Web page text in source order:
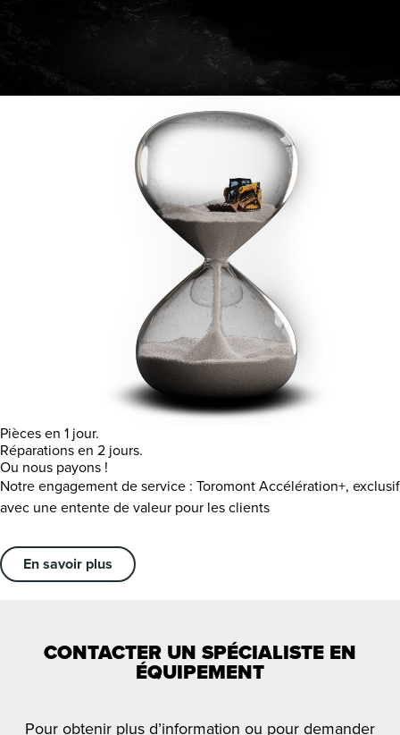
Pièces en 1 jour.
Réparations en 2 jours.
Ou nous payons !
Notre engagement de service : Toromont Accélération+, exclusif
avec une entente de valeur pour les clients
En savoir plus
CONTACTER UN SPÉCIALISTE EN
ÉQUIPEMENT
Pour obtenir plus d’information ou pour demander